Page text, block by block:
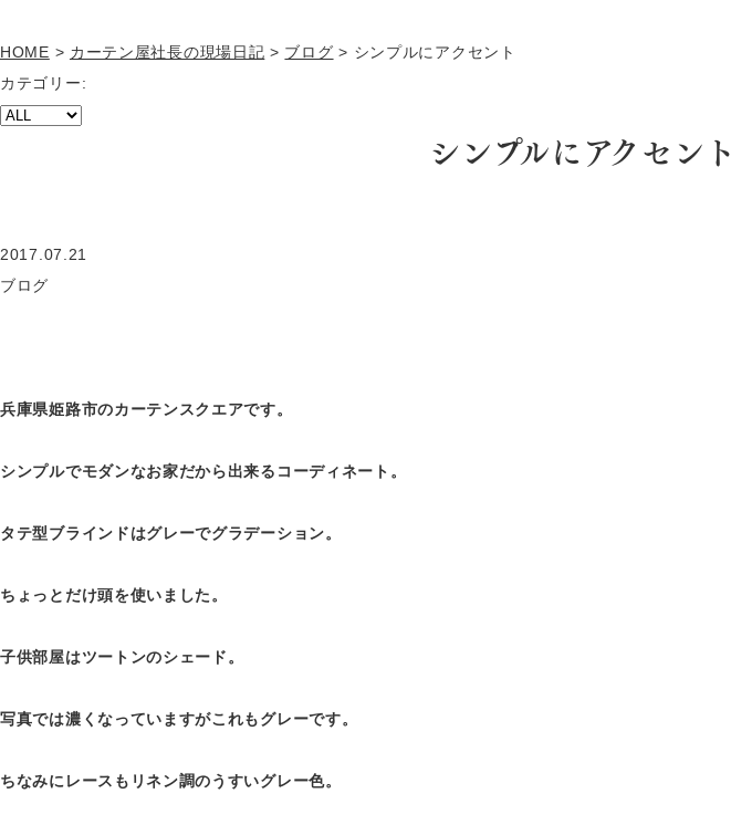
HOME > カーテン屋社長の現場日記 > ブログ > シンプルにアクセント
カテゴリー:
シンプルにアクセント
2017.07.21
ブログ
兵庫県姫路市のカーテンスクエアです。
シンプルでモダンなお家だから出来るコーディネート。
タテ型ブラインドはグレーでグラデーション。
ちょっとだけ頭を使いました。
子供部屋はツートンのシェード。
写真では濃くなっていますがこれもグレーです。
ちなみにレースもリネン調のうすいグレー色。